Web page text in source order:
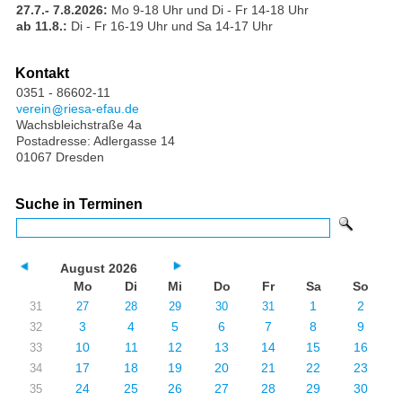
27.7.- 7.8.2026: Mo 9-18 Uhr und Di - Fr 14-18 Uhr
ab 11.8.: Di - Fr 16-19 Uhr und Sa 14-17 Uhr
Kontakt
0351 - 86602-11
verein
riesa-efau.de
Wachsbleichstraße 4a
Postadresse: Adlergasse 14
01067 Dresden
Suche in Terminen
August 2026
Mo
Di Mi Do Fr Sa So
31 27 28 29 30 31 1 2
32 3 4 5 6 7 8 9
33 10 11 12 13 14 15 16
34 17 18 19 20 21 22 23
35 24 25 26 27 28 29 30